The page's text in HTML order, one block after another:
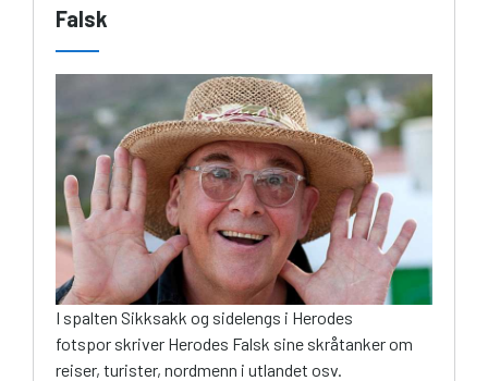
Falsk
I spalten Sikksakk og sidelengs i Herodes
fotspor skriver Herodes Falsk sine skråtanker om
reiser, turister, nordmenn i utlandet osv.